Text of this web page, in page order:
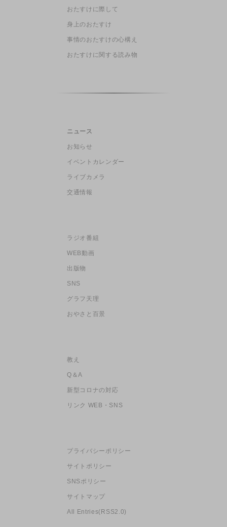
おたすけに際して
身上のおたすけ
事情のおたすけの心構え
おたすけに関する読み物
ニュース
お知らせ
イベントカレンダー
ライブカメラ
交通情報
ラジオ番組
WEB動画
出版物
SNS
グラフ天理
おやさと百景
教え
Q＆A
新型コロナの対応
リンク WEB・SNS
プライバシーポリシー
サイトポリシー
SNSポリシー
サイトマップ
All Entries(RSS2.0)